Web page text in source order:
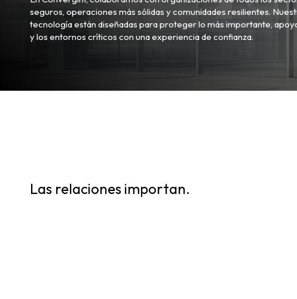
seguros, operaciones más sólidas y comunidades resilientes.
tecnología están diseñadas para proteger lo más importante,
y los entornos críticos con una experiencia de confianza.
Las relaciones importan.